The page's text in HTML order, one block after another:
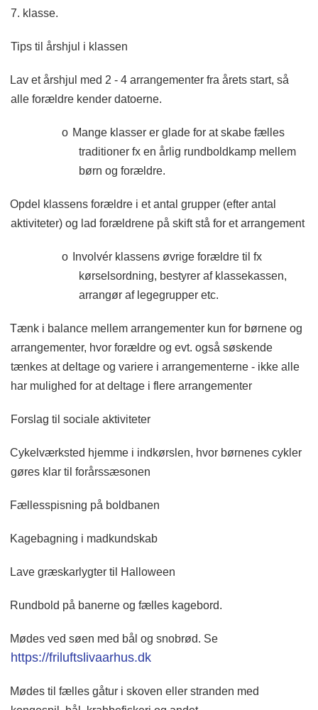
7. klasse.
Tips til årshjul i klassen
Lav et årshjul med 2 - 4 arrangementer fra årets start, så
alle forældre kender datoerne.
o Mange klasser er glade for at skabe fælles
traditioner fx en årlig rundboldkamp mellem
børn og forældre.
Opdel klassens forældre i et antal grupper (efter antal
aktiviteter) og lad forældrene på skift stå for et arrangement
o
Involvér klassens øvrige forældre til fx
kørselsordning, bestyrer af klassekassen,
arrangør af legegrupper etc.
Tænk i balance mellem arrangementer kun for børnene og
arrangementer, hvor forældre og evt. også søskende
tænkes at deltage og variere i arrangementerne - ikke alle
har mulighed for at deltage i flere arrangementer
Forslag til sociale aktiviteter
Cykelværksted hjemme i indkørslen, hvor børnenes cykler
gøres klar til forårssæsonen
Fællesspisning på boldbanen
Kagebagning i madkundskab
Lave græskarlygter til Halloween
Rundbold på banerne og fælles kagebord.
Mødes ved søen med bål og snobrød. Se
https://friluftslivaarhus.dk
Mødes til fælles gåtur i skoven eller stranden med